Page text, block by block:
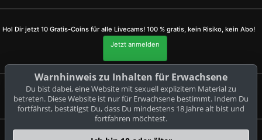
Hol Dir jetzt 10 Gratis-Coins für alle Livecams! 100 % gratis, kein Risiko, kein Abo!
Jetzt anmelden
Beschwerden und Entfernung von Inhalten
Warnhinweis zu Inhalten für Erwachsene
Du bist dabei, eine Website mit sexuell explizitem Material zu
betreten. Diese Website ist nur für Erwachsene bestimmt. Indem Du
fortfährst, bestätigst Du, dass Du mindestens 18 Jahre alt bist und
fortfahren möchtest.